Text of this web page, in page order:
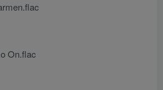
On.flac